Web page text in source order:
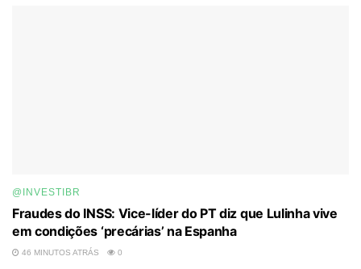
@INVESTIBR
Fraudes do INSS: Vice-líder do PT diz que Lulinha vive
em condições ‘precárias’ na Espanha
46 MINUTOS ATRÁS 0